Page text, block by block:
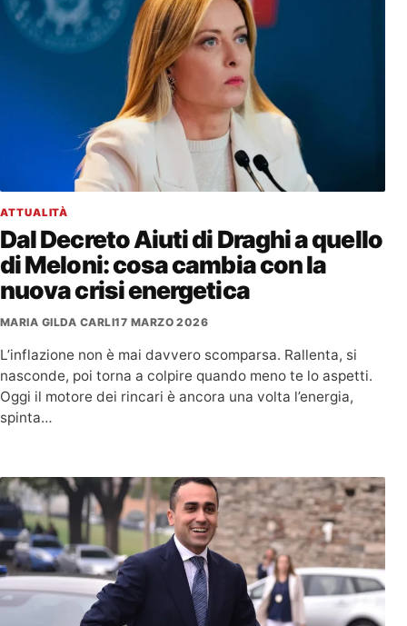
ATTUALITÀ
Dal Decreto Aiuti di Draghi a quello
di Meloni: cosa cambia con la
nuova crisi energetica
MARIA GILDA CARLI17 MARZO 2026
L’inflazione non è mai davvero scomparsa. Rallenta, si
nasconde, poi torna a colpire quando meno te lo aspetti.
Oggi il motore dei rincari è ancora una volta l’energia,
spinta…